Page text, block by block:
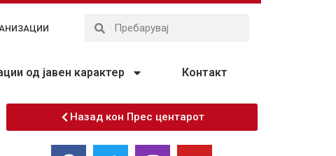
од јавен карактер Контакт
Назад кон Прес центарот